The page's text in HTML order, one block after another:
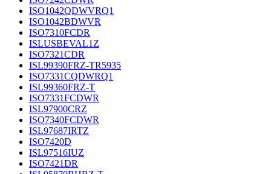
ISO1042QDWVRQ1
ISO1042BDWVR
ISO7310FCDR
ISLUSBEVAL1Z
ISO7321CDR
ISL99390FRZ-TR5935
ISO7331CQDWRQ1
ISL99360FRZ-T
ISO7331FCDWR
ISL97900CRZ
ISO7340FCDWR
ISL97687IRTZ
ISO7420D
ISL97516IUZ
ISO7421DR